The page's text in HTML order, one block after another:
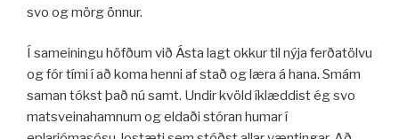
svo og mörg önnur.
Í sameiningu höfðum við Ásta lagt okkur til nýja ferðatölvu
og fór tími í að koma henni af stað og læra á hana. Smám
saman tókst það nú samt. Undir kvöld íklæddist ég svo
matsveinahamnum og eldaði stóran humar í